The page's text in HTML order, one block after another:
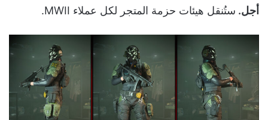
أجل. ستُنقل هيئات حزمة المتجر لكل عملاء MWII.